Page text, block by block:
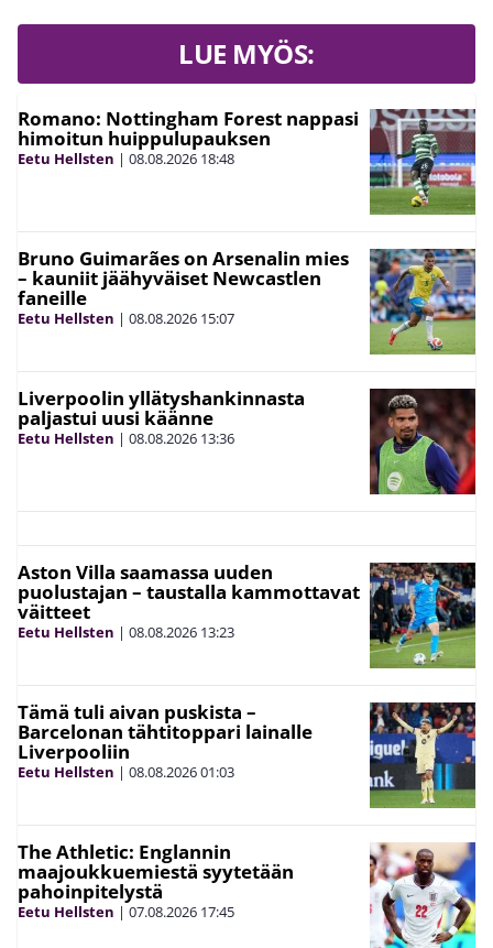
LUE MYÖS:
Romano: Nottingham Forest nappasi
himoitun huippulupauksen
Eetu Hellsten | 08.08.2026 18:48
Bruno Guimarães on Arsenalin mies
– kauniit jäähyväiset Newcastlen
faneille
Eetu Hellsten | 08.08.2026 15:07
Liverpoolin yllätyshankinnasta
paljastui uusi käänne
Eetu Hellsten | 08.08.2026 13:36
Aston Villa saamassa uuden
puolustajan – taustalla kammottavat
väitteet
Eetu Hellsten | 08.08.2026 13:23
Tämä tuli aivan puskista –
Barcelonan tähtitoppari lainalle
Liverpooliin
Eetu Hellsten | 08.08.202601:03
The Athletic: Englannin
maajoukkuemiestä syytetään
pahoinpitelystä
Eetu Hellsten | 07.08.2026 17:45